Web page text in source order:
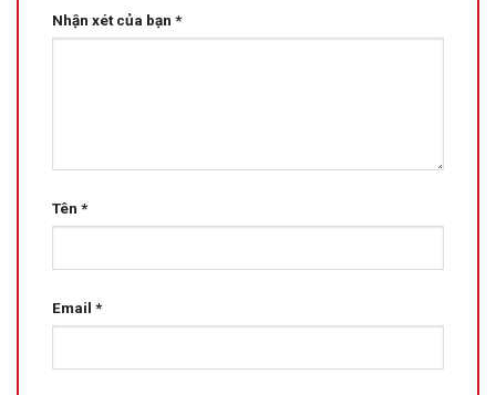
Nhận xét của bạn *
Tên *
Email *